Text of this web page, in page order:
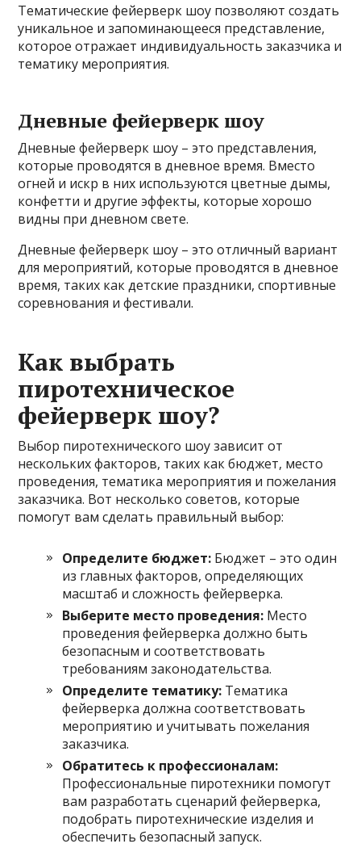
Тематические фейерверк шоу позволяют создать
уникальное и запоминающееся представление,
которое отражает индивидуальность заказчика и
тематику мероприятия.
Дневные фейерверк шоу
Дневные фейерверк шоу – это представления,
которые проводятся в дневное время. Вместо
огней и искр в них используются цветные дымы,
конфетти и другие эффекты, которые хорошо
видны при дневном свете.
Дневные фейерверк шоу – это отличный вариант
для мероприятий, которые проводятся в дневное
время, таких как детские праздники, спортивные
соревнования и фестивали.
Как выбрать
пиротехническое
фейерверк шоу?
Выбор пиротехнического шоу зависит от
нескольких факторов, таких как бюджет, место
проведения, тематика мероприятия и пожелания
заказчика. Вот несколько советов, которые
помогут вам сделать правильный выбор:
Определите бюджет: Бюджет – это один
из главных факторов, определяющих
масштаб и сложность фейерверка.
Выберите место проведения: Место
проведения фейерверка должно быть
безопасным и соответствовать
требованиям законодательства.
Определите тематику: Тематика
фейерверка должна соответствовать
мероприятию и учитывать пожелания
заказчика.
Обратитесь к профессионалам:
Профессиональные пиротехники помогут
вам разработать сценарий фейерверка,
подобрать пиротехнические изделия и
обеспечить безопасный запуск.